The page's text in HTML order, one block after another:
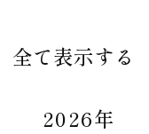
全て表示する
2026年